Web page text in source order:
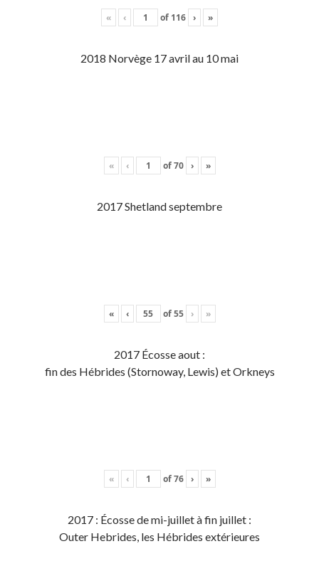
« ‹ of 116 › »
2018 Norvège 17 avril au 10 mai
« ‹ of70 › »
2017 Shetland septembre
« ‹ of55 › »
2017 Écosse aout :
fin des Hébrides (Stornoway, Lewis) et Orkneys
« ‹ of76 › »
2017 : Écosse de mi-juillet à fin juillet :
Outer Hebrides, les Hébrides extérieures